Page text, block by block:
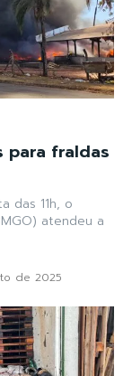
para fraldas
das 11h, o
atendeu a
de 2025